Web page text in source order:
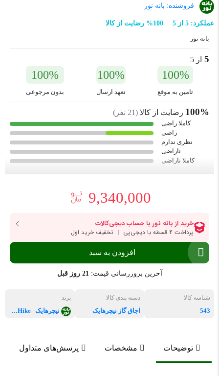
فروشنده: بانه نور
عملکرد: 5 از 5 100% رضایت از کالا
بانه نور
5 از 5
100%
تامین به موقع
100%
تعهد ارسال
100%
بدون مرجوعی
100% رضایت از کالا (
21 نفر)
کاملا راضی
راضی
نظری ندارم
ناراضی
کاملا ناراضی
9,340,000
افزودن به سبد
آخرین بروزرسانی قیمت:21 روز قبل
شناسه کالا
543
دسته بندی کالا
اجاق گاز نیچرهایک
برند
نیچرهایک | NatureHike
توضیحات مشخصات پرسش‌های متداول